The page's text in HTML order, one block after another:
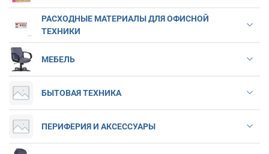
РАСХОДНЫЕ МАТЕРИАЛЫ ДЛЯ ОФИСНОЙ
ТЕХНИКИ
МЕБЕЛЬ
БЫТОВАЯ ТЕХНИКА
ПЕРИФЕРИЯ И АКСЕССУАРЫ